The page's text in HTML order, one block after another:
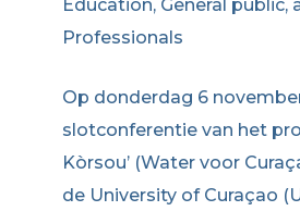
Education, General public,
Professionals
Op donderdag 6
slotconferentie van het
Kòrsou’ (Water voor
de University of Curaçao